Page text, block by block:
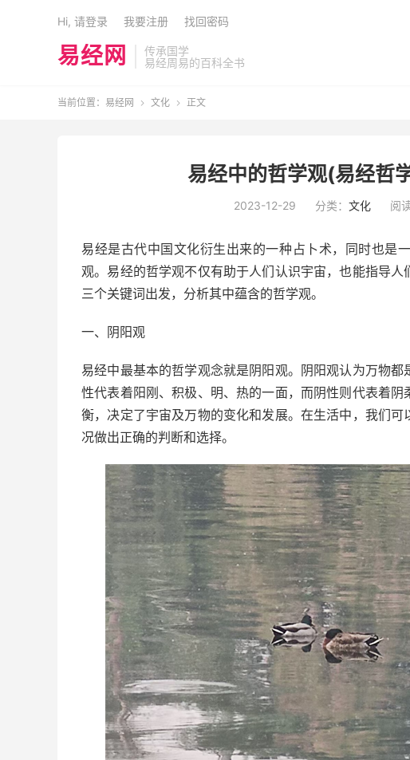
易经网
传承国学
易经周易的百科全书
Hi, 请登录 我要注册 找回密码
当前位置： 易经网  文化  正文
易经中的哲学观(易经哲
2023-12-29 分类： 文化 阅
易经是古代中国文化衍生出来的一种占卜术，同时也是
观。易经的哲学观不仅有助于人们认识宇宙，也能指导
三个关键词出发，分析其中蕴含的哲学观。
一、阴阳观
易经中最基本的哲学观念就是阴阳观。阴阳观认为万物
性代表着阳刚、积极、明、热的一面，而阴性则代表着
衡，决定了宇宙及万物的变化和发展。在生活中，我们
况做出正确的判断和选择。